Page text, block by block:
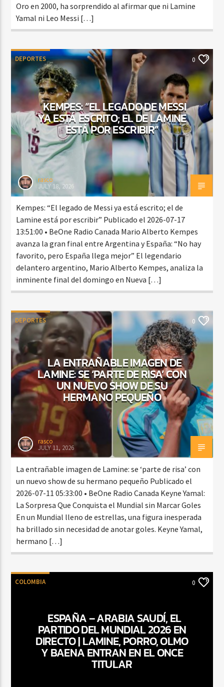
Oro en 2000, ha sorprendido al afirmar que ni Lamine
Yamal ni Leo Messi […]
DEPORTES 0
KEMPES: “EL LEGADO DE MESSI
YA ESTÁ ESCRITO; EL DE LAMINE
ESTÁ POR ESCRIBIR”
rasco
JULY 18, 2026
Kempes: “El legado de Messi ya está escrito; el de
Lamine está por escribir” Publicado el 2026-07-17
13:51:00 • BeOne Radio Canada Mario Alberto Kempes
avanza la gran final entre Argentina y España: “No hay
favorito, pero España llega mejor” El legendario
delantero argentino, Mario Alberto Kempes, analiza la
inminente final del domingo en Nueva […]
DEPORTES 0
LA ENTRAÑABLE IMAGEN DE
LAMINE: SE ‘PARTE DE RISA’ CON
UN NUEVO SHOW DE SU
HERMANO PEQUEÑO
rasco
JULY 11, 2026
La entrañable imagen de Lamine: se ‘parte de risa’ con
un nuevo show de su hermano pequeño Publicado el
2026-07-11 05:33:00 • BeOne Radio Canada Keyne Yamal:
La Sorpresa Que Conquista el Mundial sin Marcar Goles
En un Mundial lleno de estrellas, una figura inesperada
ha brillado sin necesidad de anotar goles. Keyne Yamal,
hermano […]
COLOMBIA 0
ESPAÑA – ARABIA SAUDÍ, EL
PARTIDO DEL MUNDIAL 2026 EN
DIRECTO | LAMINE, PORRO, OLMO
Y BAENA ENTRAN EN EL ONCE
TITULAR